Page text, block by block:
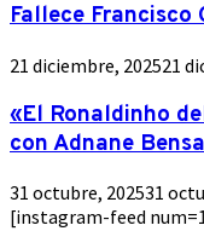
Fallece Francisco
21 diciembre, 202521
«El Ronaldinho
con Adnane
31 octubre, 202531
[instagram-feed